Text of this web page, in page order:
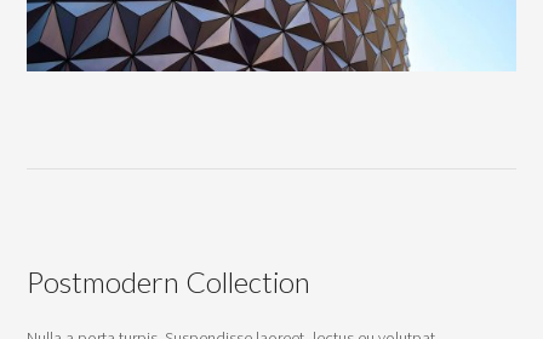
Postmodern Collection